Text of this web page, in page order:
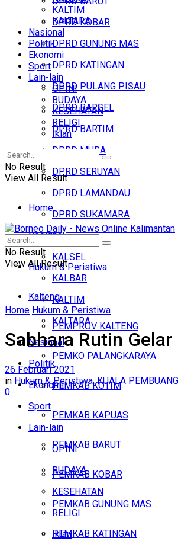
DPRD KOBAR
DPRD GUNUNG MAS
DPRD KATINGAN
DPRD PULANG PISAU
DPRD BARSEL
DPRD BARTIM
DPRD MURA
DPRD SERUYAN
DPRD LAMANDAU
DPRD SUKAMARA
Regional
KALSEL
KALBAR
KALTIM
KALTARA
Nasional
Politik
Ekonomi
Sport
Lain-lain
OPINI
BUDAYA
KESEHATAN
RELIGI
Iklan
KALTIM
KALTARA
Nasional
Politik
Ekonomi
Sport
Lain-lain
OPINI
BUDAYA
KESEHATAN
RELIGI
Iklan
No Result
View All Result
Home
Headline
Hukum & Peristiwa
Kalteng
PEMPROV KALTENG
PEMKO PALANGKARAYA
PEMKAB KOTIM
PEMKAB KAPUAS
PEMKAB BARUT
PEMKAB KOBAR
PEMKAB GUNUNG MAS
PEMKAB KATINGAN
No Result
View All Result
Home Hukum & Peristiwa
Sabhara Rutin
26 Februari 2021
in Hukum & Peristiwa,KUALA PEMBUANG
0